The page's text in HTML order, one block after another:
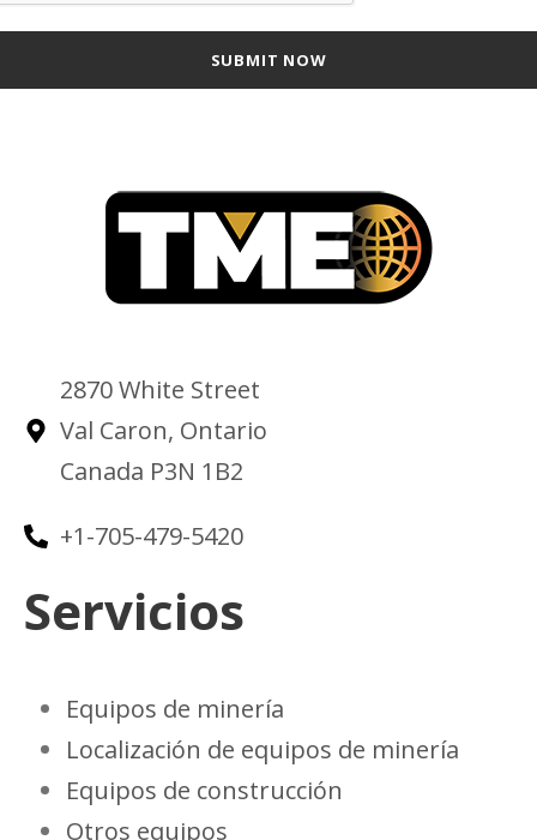
2870 White Street
Val Caron, Ontario
Canada P3N 1B2
+1-705-479-5420
Servicios
Equipos de minería
Localización de equipos de minería
Equipos de construcción
Otros equipos